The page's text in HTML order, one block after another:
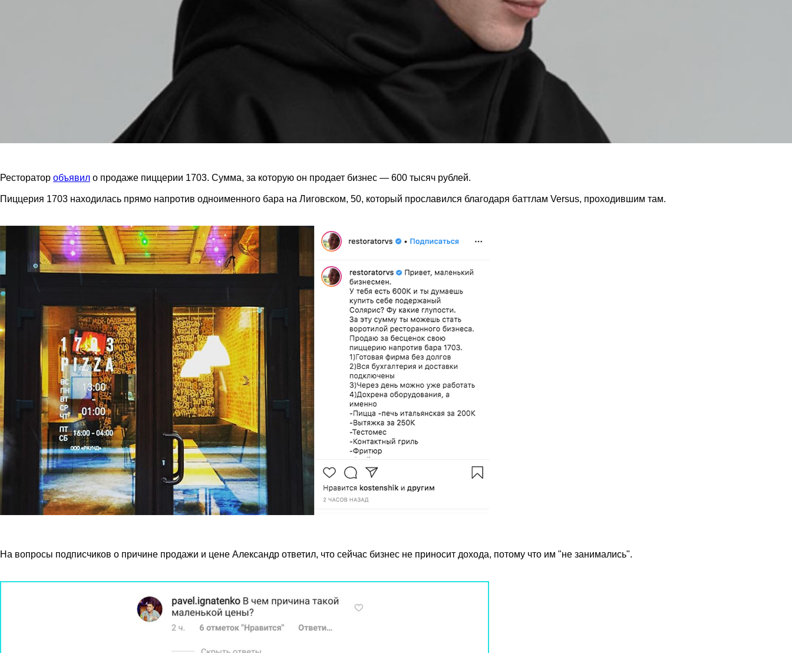
Ресторатор объявил о продаже пиццерии 1703. Сумма, за которую он продает бизнес — 600 тысяч рублей.
Пиццерия 1703 находилась прямо напротив одноименного бара на Лиговском, 50, который прославился благодаря баттлам Versus, проходившим там.
На вопросы подписчиков о причине продажи и цене Александр ответил, что сейчас бизнес не приносит дохода, потому что им "не занимались".